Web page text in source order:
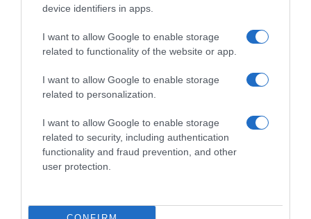
device identifiers in apps.
I want to allow Google to enable storage
related to functionality of the website or app.
I want to allow Google to enable storage
related to personalization.
I want to allow Google to enable storage
related to security, including authentication
functionality and fraud prevention, and other
user protection.